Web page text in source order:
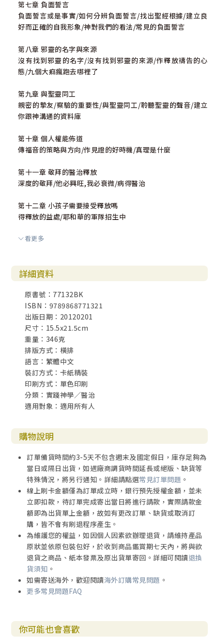
第七章 負面誓言
負面誓言或是事實/如何分辨負面誓言/找出聖經根據/建立良
好而正確的自我形象/神對我們的看法/常見的負面誓言
第八章 邪靈的名字與來源
沒有找到邪靈的名字/沒有找到邪靈的來源/作釋放禱告的心
態/九個大痲瘋跑去哪裡了
第九章 與聖靈同工
親密的摯友/察驗的重要性/與聖靈同工/聆聽聖靈的聲音/建立
你跟神溝通的資料庫
第十章 個人權能佈道
傳福音的策略與方向/作見證的好時機/真理是什麼
第十一章 敬拜的醫治釋放
深度的敬拜/他必興旺,我必衰微/病得醫治
第十二章 小孩子需要接受釋放嗎
得釋放的益處/耶和華的軍隊招生中
看更多
詳細資料
原書號：77132BK
ISBN：9789868771321
出版日期：20120201
尺寸：15.5x21.5cm
重量：346克
排版方式：橫排
語言：繁體中文
裝訂方式：卡紙精裝
印刷方式：單色印刷
分類：實踐神學／醫治
適用對象：適用所有人
購物說明
訂單備貨時間約3-5天不包含週末及國定假日，庫存足夠為
當日或隔日出貨，如遇廠商調貨時間延長或絕版、缺貨等
特殊情況，將另行通知。詳細請點選常見訂單問題 。
線上刷卡金額僅為訂單成立時，銀行預先授權金額，並未
立即扣款，待訂單完成寄出當日將進行請款，實際請款金
額即為出貨單上金額，故如有更改訂單、缺貨或取消訂
購，皆不會有刷退程序產生。
為維護您的權益，如因個人因素欲辦理退貨，請維持產品
原狀並依原包裝包好，於收到商品鑑賞期七天內，將與欲
退貨之商品、紙本發票及原出貨單寄回。詳細可閱讀退換
貨須知 。
如需寄送海外，歡迎閱讀海外訂購常見問題 。
更多常見問題FAQ
你可能也會喜歡